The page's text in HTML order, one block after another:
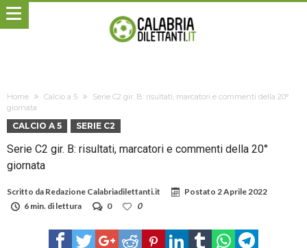
Home Calcio a 5
Serie C2 gir. B: risultati, marcatori e commenti della 20°
giornata
CALCIO A 5 SERIE C2
Serie C2 gir. B: risultati, marcatori e commenti della 20°
giornata
Scritto da Redazione Calabriadilettanti.it Postato 2 Aprile 2022
6 min. di lettura
0 0